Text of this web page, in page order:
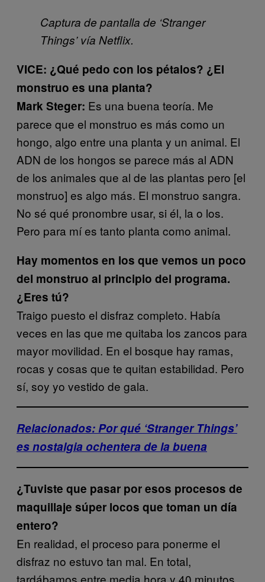
Captura de pantalla de ‘Stranger
Things’ vía Netflix.
VICE: ¿Qué pedo con los pétalos? ¿El
monstruo es una planta?
Mark Steger: Es una buena teoría. Me
parece que el monstruo es más como un
hongo, algo entre una planta y un animal. El
ADN de los hongos se parece más al ADN
de los animales que al de las plantas pero [el
monstruo] es algo más. El monstruo sangra.
No sé qué pronombre usar, si él, la o los.
Pero para mí es tanto planta como animal.
Hay momentos en los que vemos un poco
del monstruo al principio del programa.
¿Eres tú?
Traigo puesto el disfraz completo. Había
veces en las que me quitaba los zancos para
mayor movilidad. En el bosque hay ramas,
rocas y cosas que te quitan estabilidad. Pero
sí, soy yo vestido de gala.
Relacionados: Por qué ‘Stranger Things’
es nostalgia ochentera de la buena
¿Tuviste que pasar por esos procesos de
maquillaje súper locos que toman un día
entero?
En realidad, el proceso para ponerme el
disfraz no estuvo tan mal. En total,
tardábamos entre media hora y 40 minutos,